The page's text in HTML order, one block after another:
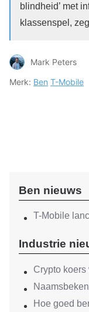
blindheid’ met
klassenspel,
Mark Peters
Merk: Ben T-Mobile
Ben nieuws
T-Mobile
Industrie
Crypto
Hoe goed